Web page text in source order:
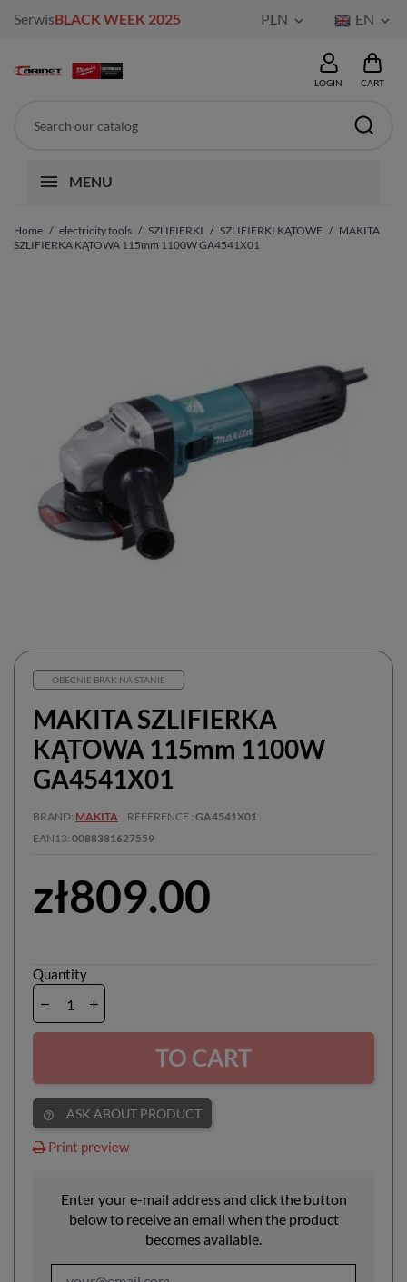
SerwisBLACK WEEK 2025 PLN  EN 
LOGIN CART
MENU
Home electricity tools SZLIFIERKI SZLIFIERKI KĄTOWE
MAKITA
SZLIFIERKA KĄTOWA 115mm 1100W GA4541X01
OBECNIE BRAK NA STANIE
MAKITA SZLIFIERKA
KĄTOWA 115mm 1100W
GA4541X01
BRAND MAKITA REFERENCE GA4541X01
EAN13 0088381627559
zł809.00
Quantity
TO CART
help_outline ASK ABOUT PRODUCT
Print preview
Enter your e-mail address and click the button
below to receive an email when the product
becomes available.